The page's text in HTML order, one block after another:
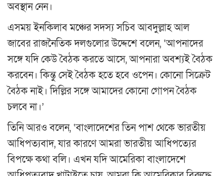
অবস্থান নেন।
এসময় ইনকিলাব মঞ্চের সদস্য সচিব আবদুল্লাহ আল
জাবের রাজনৈতিক দলগুলোর উদ্দেশে বলেন, ‘আপনাদের
সঙ্গে যদি কেউ বৈঠক করতে আসে, আপনারা অবশ্যই বৈঠক
করবেন। কিন্তু সেই বৈঠক হতে হবে ওপেন। কোনো সিক্রেট
বৈঠক নাই। দিল্লির সঙ্গে আমাদের কোনো গোপন বৈঠক
চলবে না।’
তিনি আরও বলেন, ‘বাংলাদেশের তিন পাশ থেকে ভারতীয়
আধিপত্যবাদ, যার কারণে আমরা ভারতীয় আধিপত্যের
বিপক্ষে কথা বলি। এখন যদি আমেরিকা বাংলাদেশে